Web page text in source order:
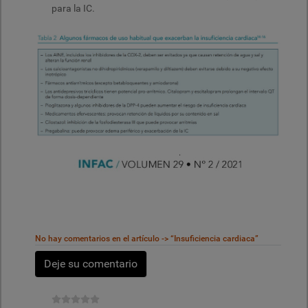
para la IC.
No hay comentarios en el artículo -> “Insuficiencia cardiaca”
Deje su comentario